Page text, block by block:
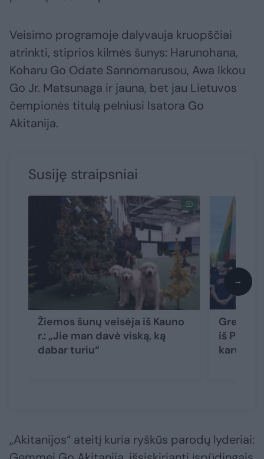
Veisimo programoje dalyvauja kruopščiai
atrinkti, stiprios kilmės šunys: Harunohana,
Koharu Go Odate Sannomarusou, Awa Ikkou
Go Jr. Matsunaga ir jauna, bet jau Lietuvos
čempionės titulą pelniusi Isatora Go
Akitanija.
Susiję straipsniai
Žiemos šunų veisėja iš Kauno
r.: „Jie man davė viską, ką
dabar turiu“
iš
→
„Akitanijos“ ateitį kuria ryškūs parodų lyderiai: